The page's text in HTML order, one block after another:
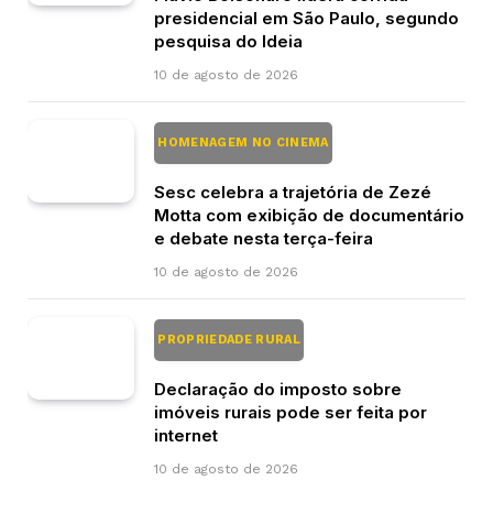
presidencial em São Paulo, segundo
pesquisa do Ideia
10 de agosto de 2026
HOMENAGEM NO CINEMA
Sesc celebra a trajetória de Zezé
Motta com exibição de documentário
e debate nesta terça-feira
10 de agosto de 2026
PROPRIEDADE RURAL
Declaração do imposto sobre
imóveis rurais pode ser feita por
internet
10 de agosto de 2026